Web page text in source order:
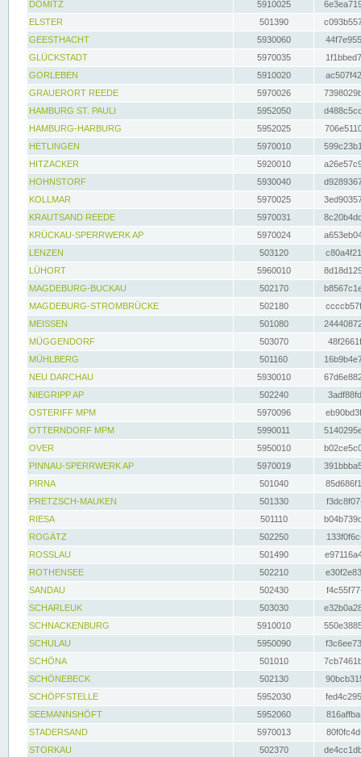
DÖMITZ
5910025
ELSTER
501390
GEESTHACHT
5930060
GLÜCKSTADT
5970035
GORLEBEN
5910020
GRAUERORT REEDE
5970026
HAMBURG ST. PAULI
5952050
HAMBURG-HARBURG
5952025
HETLINGEN
5970010
HITZACKER
5920010
HOHNSTORF
5930040
KOLLMAR
5970025
KRAUTSAND REEDE
5970031
KRÜCKAU-SPERRWERK AP
5970024
LENZEN
503120
LÜHORT
5960010
MAGDEBURG-BUCKAU
502170
MAGDEBURG-STROMBRÜCKE
502180
MEISSEN
501080
MÜGGENDORF
503070
MÜHLBERG
501160
NEU DARCHAU
5930010
NIEGRIPP AP
502240
OSTERIFF MPM
5970096
OTTERNDORF MPM
5990011
OVER
5950010
PINNAU-SPERRWERK AP
5970019
PIRNA
501040
PRETZSCH-MAUKEN
501330
RIESA
501110
ROGÄTZ
502250
ROSSLAU
501490
ROTHENSEE
502210
SANDAU
502430
SCHARLEUK
503030
SCHNACKENBURG
5910010
SCHULAU
5950090
SCHÖNA
501010
SCHÖNEBECK
502130
SCHÖPFSTELLE
5952030
SEEMANNSHÖFT
5952060
STADERSAND
5970013
STORKAU
502370